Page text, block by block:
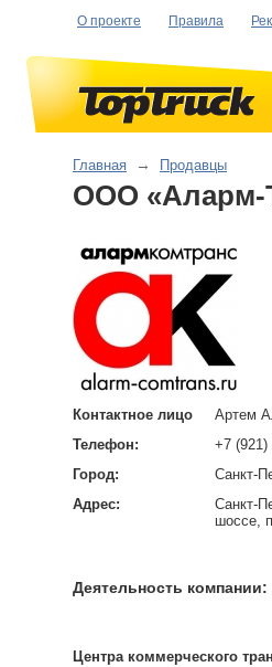
О проекте Правила
Главная → Продавцы
ООО «Аларм-
Контактное лицо
Артем
Телефон:
+7 (921)
Город:
Санкт-
Адрес:
Санкт-
шоссе,
Деятельность компании:
Центра коммерческого